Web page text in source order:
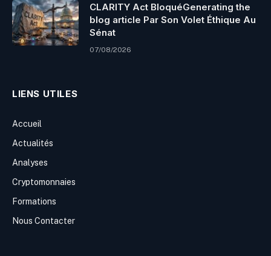
CLARITY Act BloquéGenerating the
blog article Par Son Volet Éthique Au
Sénat
07/08/2026
LIENS UTILES
Accueil
Actualités
Analyses
Cryptomonnaies
Formations
Nous Contacter